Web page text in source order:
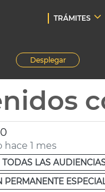
TRÁMITES
Desplegar
1 mes
TODAS LAS
PERMANENTE